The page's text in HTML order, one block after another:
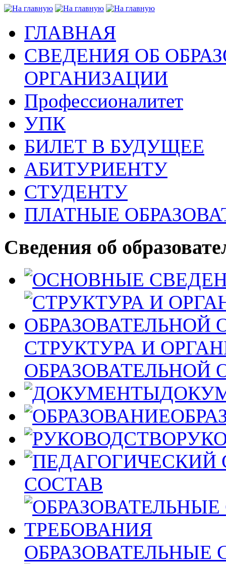
ГЛАВНАЯ
СВЕДЕНИЯ ОБ
ОРГАНИЗАЦИИ
Профессионалитет
УПК
БИЛЕТ В БУДУЩЕЕ
АБИТУРИЕНТУ
СТУДЕНТУ
ПЛАТНЫЕ
Сведения об
СТРУКТУРА И
ОБРАЗОВАТЕЛЬНОЙ
СОСТАВ
ОБРАЗОВАТЕЛЬНЫЕ